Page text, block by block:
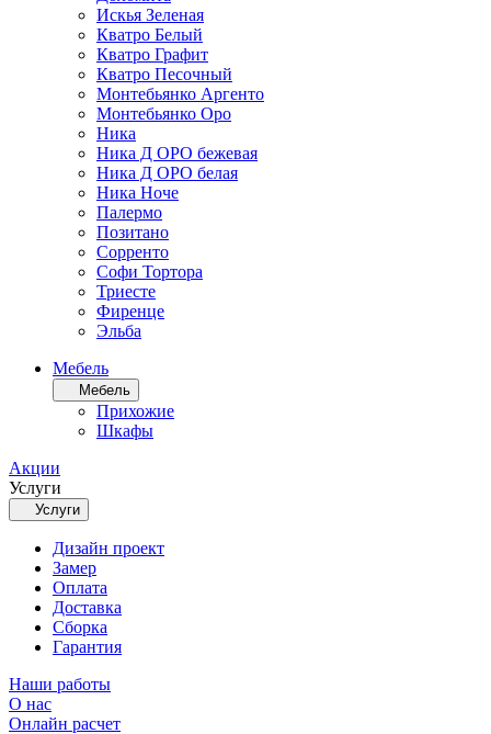
Искья Зеленая
Кватро Белый
Кватро Графит
Кватро Песочный
Монтебьянко Аргенто
Монтебьянко Оро
Ника
Ника Д ОРО бежевая
Ника Д ОРО белая
Ника Ноче
Палермо
Позитано
Сорренто
Софи Тортора
Триесте
Фиренце
Эльба
Мебель
Мебель
Прихожие
Шкафы
Акции
Услуги
Услуги
Дизайн проект
Замер
Оплата
Доставка
Сборка
Гарантия
Наши работы
О нас
Онлайн расчет